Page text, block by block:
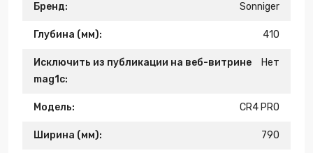
Бренд: Sonniger
Глубина (мм): 410
Исключить из публикации на веб-витрине
mag1c:
Нет
Модель: CR4 PRO
Ширина (мм): 790